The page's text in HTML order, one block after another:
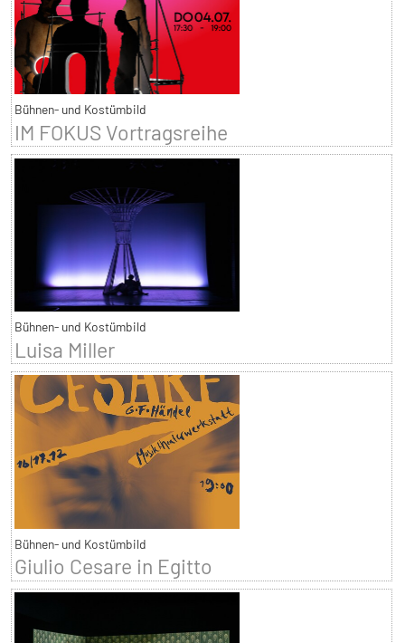
Bühnen- und Kostümbild
IM FOKUS Vortragsreihe
Bühnen- und Kostümbild
Luisa Miller
Bühnen- und Kostümbild
Giulio Cesare in Egitto